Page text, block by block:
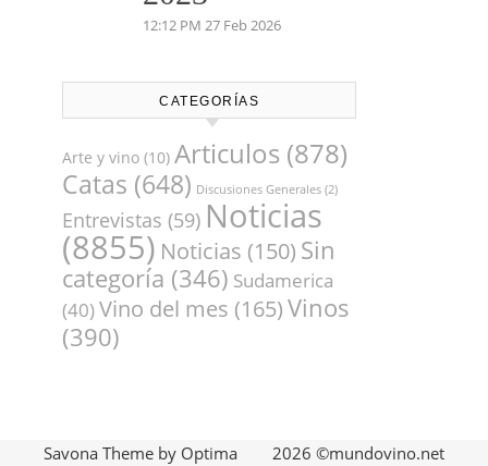
12:12 PM 27 Feb 2026
CATEGORÍAS
Arte y vino (10) Articulos (878)
Catas (648) Discusiones Generales (2)
Entrevistas (59) Noticias
(8855) Noticias (150) Sin
categoría (346) Sudamerica
(40)Vino del mes (165)Vinos
(390)
2026 ©mundovino.net
Savona Theme by Optima